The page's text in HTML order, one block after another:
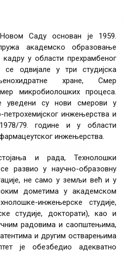
Саду основан је 1959.
академско образовање
у области прехрамбеног
се одвијале у три студијска
хране, Смер
микробиолошких процеса.
уведени су нови смерови у
петрохемијског инжењерства и
79. године и у области
инжењерства.
и рада, Технолошки
развио у научно-образовну
не само у земљи већ и у
дометима у академском
инжењерске студије,
студије, докторати), као и
радовима и саопштењима,
и другим остварењима
је обезбедио адекватно